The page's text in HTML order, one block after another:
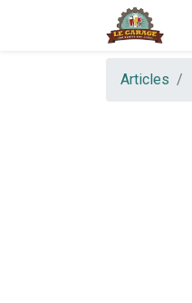
Articles